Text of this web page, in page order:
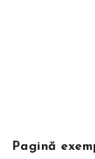
Pagină